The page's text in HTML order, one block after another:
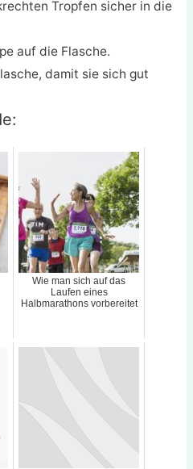
Tropfen sicher in die
auf die Flasche.
damit sie sich gut
Wie man sich auf das
Laufen eines
Halbmarathons vorbereitet